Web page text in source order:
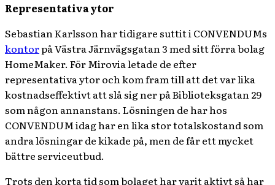
Representativa ytor
Sebastian Karlsson har tidigare suttit i CONVENDUMs
kontorpå Västra Järnvägsgatan 3 med sitt förra bolag
HomeMaker. För Mirovia letade de efter
representativa ytor och kom fram till att det var lika
kostnadseffektivt att slå sig ner på Biblioteksgatan 29
som någon annanstans. Lösningen de har hos
CONVENDUM idag har en lika stor totalskostand som
andra lösningar de kikade på, men de får ett mycket
bättre serviceutbud.
Trots den korta tid som bolaget har varit aktivt så har